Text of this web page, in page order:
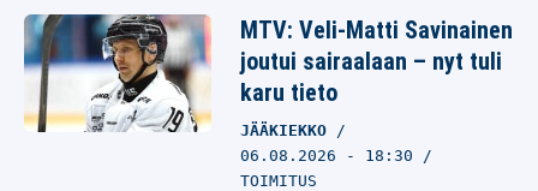
MTV: Veli-Matti Savinainen
joutui sairaalaan – nyt tuli
karu tieto
JÄÄKIEKKO
06.08.2026 - 18:30
TOIMITUS